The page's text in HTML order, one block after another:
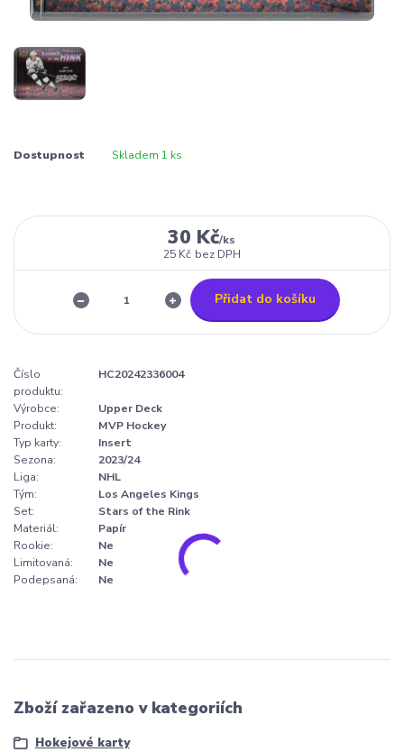
Dostupnost Skladem 1 ks
30 Kč/ks
25 Kč bez DPH
Přidat do košíku
Číslo
produktu:
HC20242336004
Výrobce:
Upper Deck
Produkt:
MVP Hockey
Typ karty:
Insert
Sezona:
2023/24
Liga:
NHL
Tým:
Los Angeles Kings
Set:
Stars of the Rink
Materiál:
Papír
Rookie:
Ne
Limitovaná:
Ne
Podepsaná:
Ne
Zboží zařazeno v kategoriích
Hokejové karty